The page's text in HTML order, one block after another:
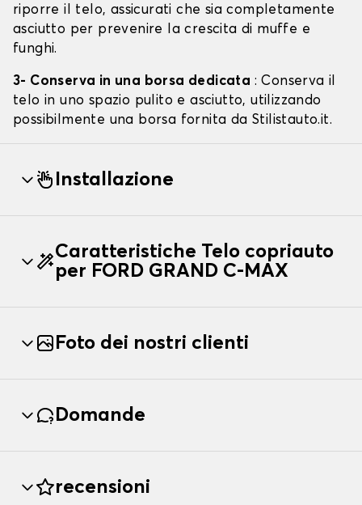
riporre il telo, assicurati che sia completamente
asciutto per prevenire la crescita di muffe e
funghi.
3- Conserva in una borsa dedicata : Conserva il
telo in uno spazio pulito e asciutto, utilizzando
possibilmente una borsa fornita da Stilistauto.it.
Installazione
Caratteristiche Telo copriauto
per FORD GRAND C-MAX
Foto dei nostri clienti
Domande
recensioni